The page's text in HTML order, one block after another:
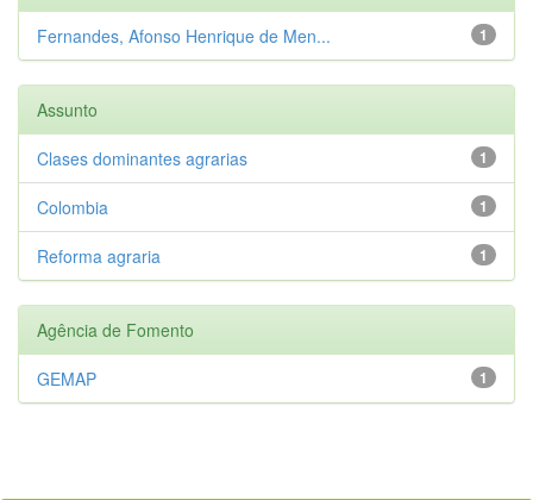
1
Fernandes, Afonso Henrique de Men...
Assunto
1
Clases dominantes agrarias
1
Colombia
1
Reforma agraria
Agência de Fomento
1
GEMAP